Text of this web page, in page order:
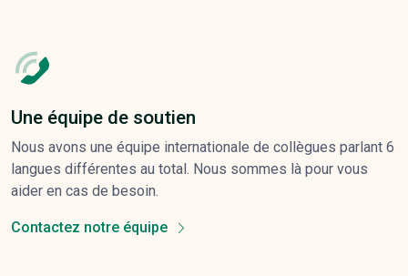
Une équipe de soutien
Nous avons une équipe internationale de collègues parlant 6
langues différentes au total. Nous sommes là pour vous
aider en cas de besoin.
Contactez notre équipe